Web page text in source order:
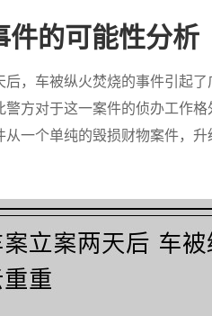
件的可能性分析
，车被纵火焚烧的事件引起
方对于这一案件的侦办工作
一个单纯的毁损财物案件，